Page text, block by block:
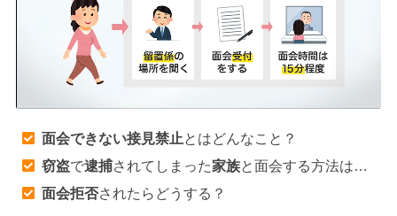
アトムについて知りたい方
弁護士費用
アクセス
面会できない接見禁止とはどんなこと？
窃盗で逮捕されてしまった家族と面会する方法は…
面会拒否されたらどうする？